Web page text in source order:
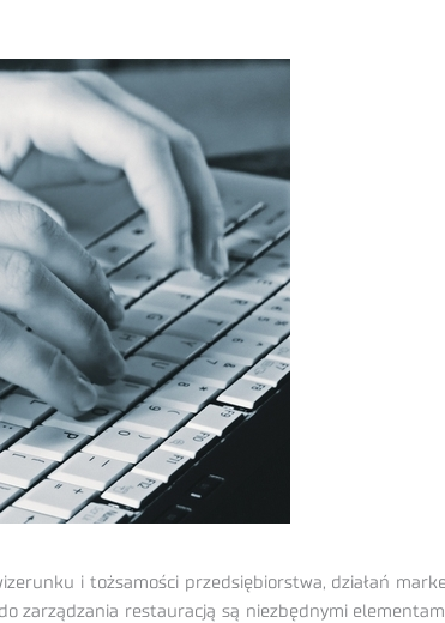
i tożsamości przedsiębiorstwa, działań
zarządzania restauracją są niezbędnymi